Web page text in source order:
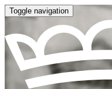
Toggle navigation